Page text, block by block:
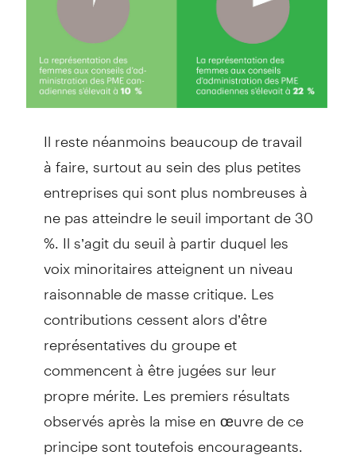
Il reste néanmoins beaucoup de travail
à faire, surtout au sein des plus petites
entreprises qui sont plus nombreuses à
ne pas atteindre le seuil important de 30
%. Il s’agit du seuil à partir duquel les
voix minoritaires atteignent un niveau
raisonnable de masse critique. Les
contributions cessent alors d’être
représentatives du groupe et
commencent à être jugées sur leur
propre mérite. Les premiers résultats
observés après la mise en œuvre de ce
principe sont toutefois encourageants.